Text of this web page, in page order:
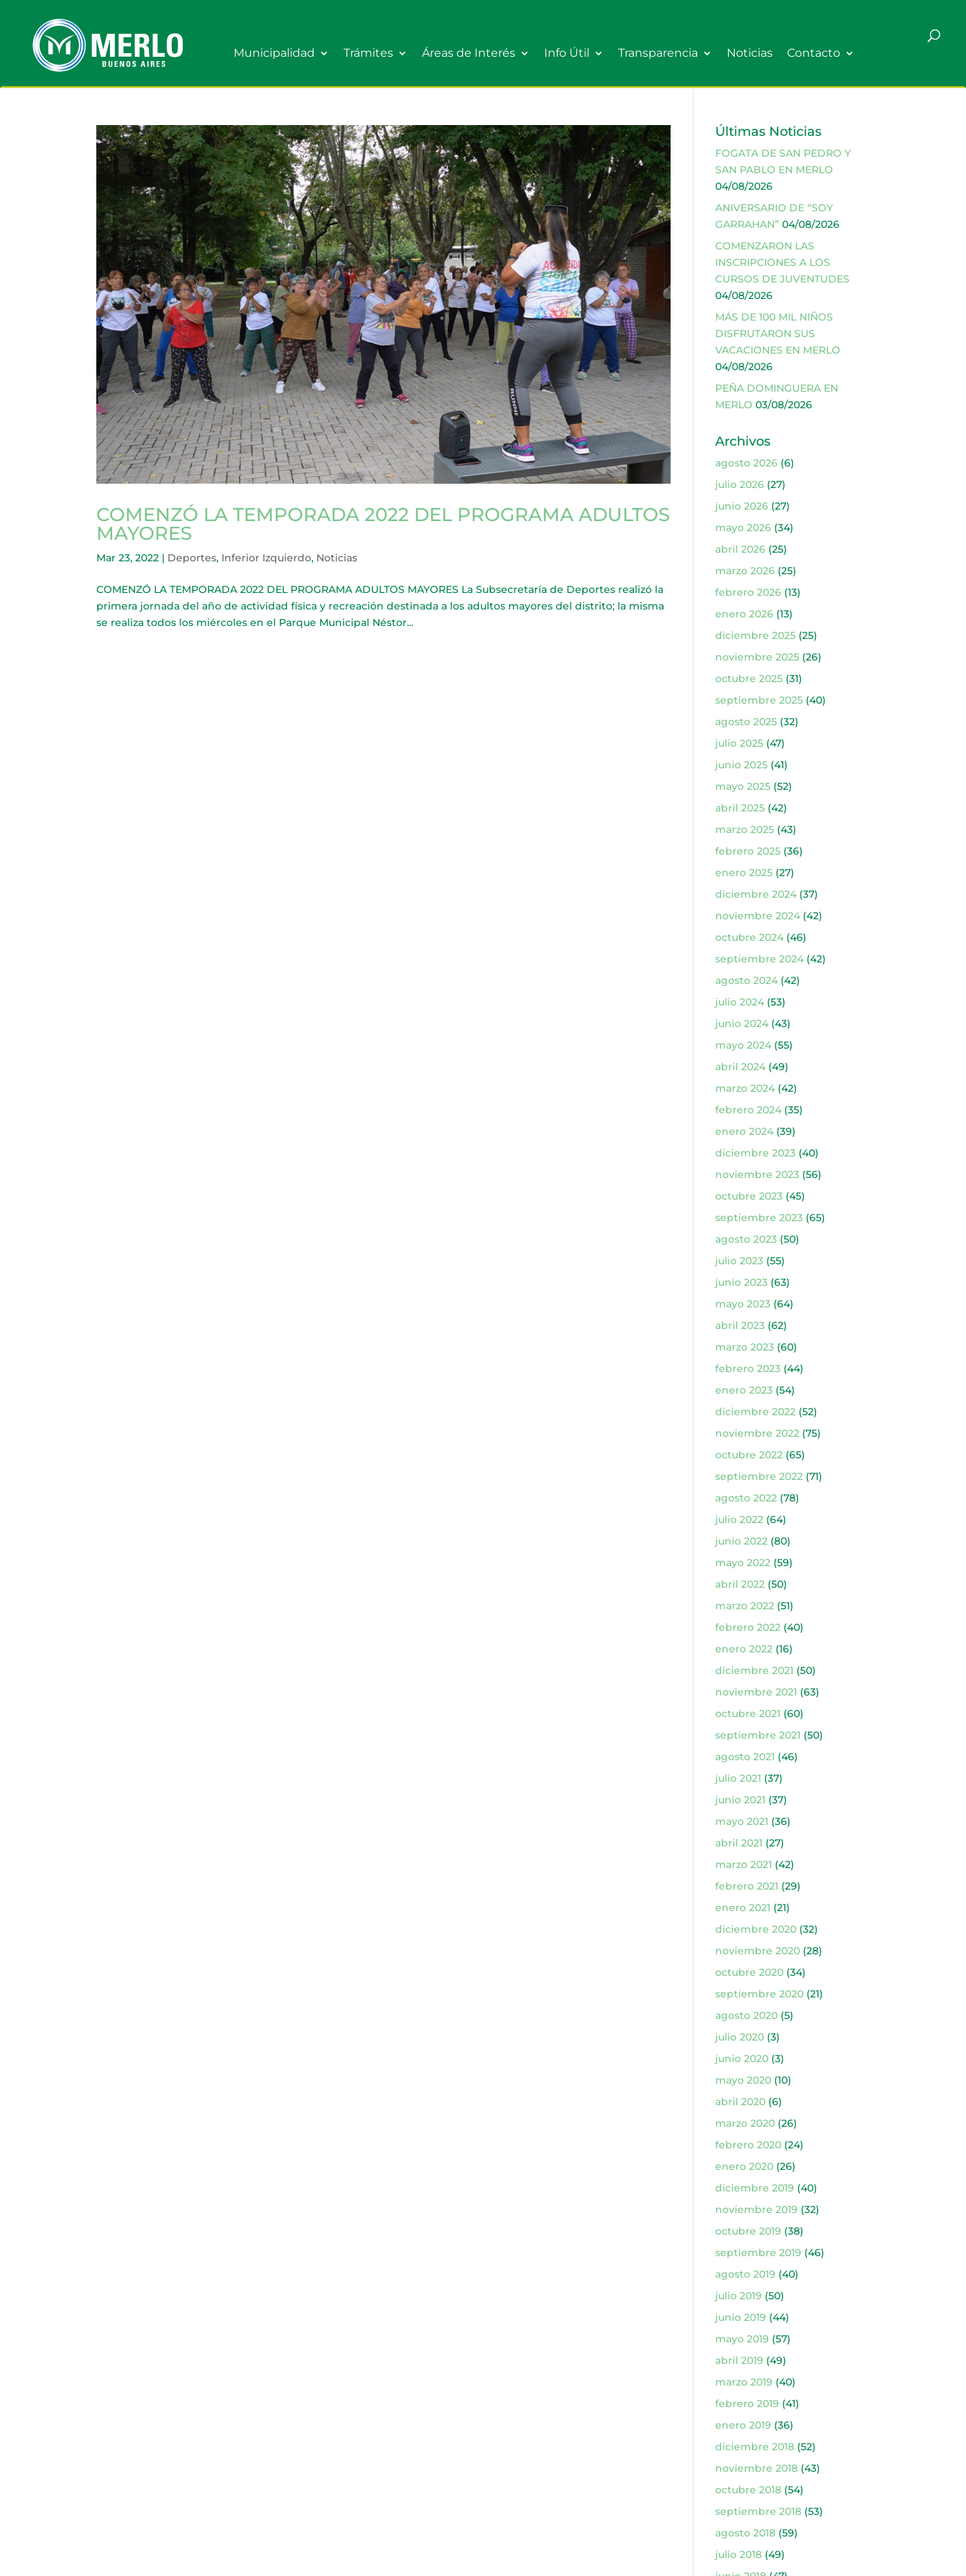
Municipalidad Trámites Áreas de Interés Info Útil Transparencia Noticias Contacto
COMENZÓ LA TEMPORADA 2022 DEL PROGRAMA ADULTOS
MAYORES
Mar 23, 2022 | Deportes, Inferior Izquierdo, Noticias
COMENZÓ LA TEMPORADA 2022 DEL PROGRAMA ADULTOS MAYORES La Subsecretaría de Deportes realizó la
primera jornada del año de actividad física y recreación destinada a los adultos mayores del distrito; la misma
se realiza todos los miércoles en el Parque Municipal Néstor...
Últimas Noticias
FOGATA DE SAN PEDRO Y
SAN PABLO EN MERLO
04/08/2026
ANIVERSARIO DE “SOY
GARRAHAN” 04/08/2026
COMENZARON LAS
INSCRIPCIONES A LOS
CURSOS DE JUVENTUDES
04/08/2026
MÁS DE 100 MIL NIÑOS
DISFRUTARON SUS
VACACIONES EN MERLO
04/08/2026
PEÑA DOMINGUERA EN
MERLO 03/08/2026
Archivos
agosto 2026(6)
julio 2026(27)
junio 2026(27)
mayo 2026(34)
abril 2026(25)
marzo 2026(25)
febrero 2026(13)
enero 2026(13)
diciembre 2025(25)
noviembre 2025(26)
octubre 2025(31)
septiembre 2025(40)
agosto 2025(32)
julio 2025(47)
junio 2025(41)
mayo 2025(52)
abril 2025(42)
marzo 2025(43)
febrero 2025(36)
enero 2025(27)
diciembre 2024(37)
noviembre 2024(42)
octubre 2024(46)
septiembre 2024(42)
agosto 2024(42)
julio 2024(53)
junio 2024(43)
mayo 2024(55)
abril 2024(49)
marzo 2024(42)
febrero 2024(35)
enero 2024(39)
diciembre 2023(40)
noviembre 2023(56)
octubre 2023(45)
septiembre 2023(65)
agosto 2023(50)
julio 2023(55)
junio 2023(63)
mayo 2023(64)
abril 2023(62)
marzo 2023(60)
febrero 2023(44)
enero 2023(54)
diciembre 2022(52)
noviembre 2022(75)
octubre 2022(65)
septiembre 2022(71)
agosto 2022(78)
julio 2022(64)
junio 2022(80)
mayo 2022(59)
abril 2022(50)
marzo 2022(51)
febrero 2022(40)
enero 2022(16)
diciembre 2021 (50)
noviembre 2021 (63)
octubre 2021 (60)
septiembre 2021 (50)
agosto 2021 (46)
julio 2021 (37)
junio 2021 (37)
mayo 2021 (36)
abril 2021 (27)
marzo 2021 (42)
febrero 2021 (29)
enero 2021 (21)
diciembre 2020(32)
noviembre 2020(28)
octubre 2020(34)
septiembre 2020(21)
agosto 2020(5)
julio 2020(3)
junio 2020(3)
mayo 2020(10)
abril 2020(6)
marzo 2020(26)
febrero 2020(24)
enero 2020(26)
diciembre 2019 (40)
noviembre 2019 (32)
octubre 2019 (38)
septiembre 2019 (46)
agosto 2019 (40)
julio 2019 (50)
junio 2019 (44)
mayo 2019 (57)
abril 2019 (49)
marzo 2019 (40)
febrero 2019 (41)
enero 2019 (36)
diciembre 2018(52)
noviembre 2018(43)
octubre 2018(54)
septiembre 2018(53)
agosto 2018(59)
julio 2018(49)